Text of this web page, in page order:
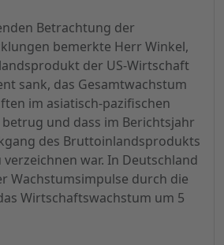
Betrachtung der
bemerkte Herr Winkel,
der US-Wirtschaft
sank, das Gesamtwachstum
im asiatisch-pazifischen
betrug und dass im Berichtsjahr
des Bruttoinlandsprodukts
war. In Deutschland
Wachstumsimpulse durch die
Wirtschaftswachstum um 5